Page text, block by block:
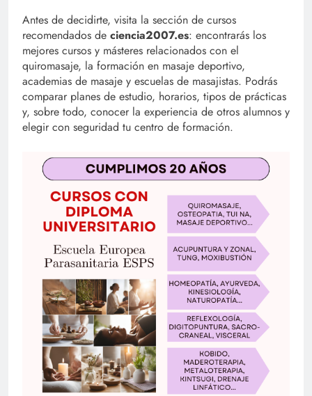
Antes de decidirte, visita la sección de cursos
recomendados de ciencia2007.es: encontrarás los
mejores cursos y másteres relacionados con el
quiromasaje, la formación en masaje deportivo,
academias de masaje y escuelas de masajistas. Podrás
comparar planes de estudio, horarios, tipos de prácticas
y, sobre todo, conocer la experiencia de otros alumnos y
elegir con seguridad tu centro de formación.